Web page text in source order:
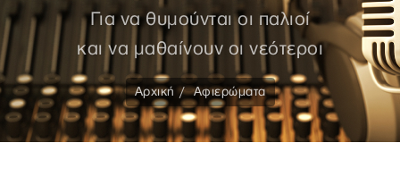
Για να θυμούνται οι παλιοί
και να μαθαίνουν οι νεότεροι
Αρχική Αφιερώματα